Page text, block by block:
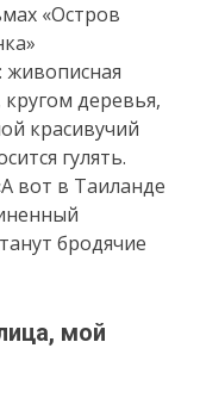
«Остров
живописная
кругом деревья,
красивучий
гулять.
вот в Таиланде
бродячие
мой